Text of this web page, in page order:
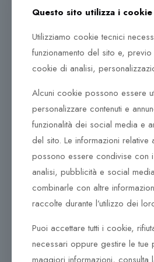
design e tecnologia.
Fin dall’inizio a Lancaster, in
Hamilton si è fidato per la
faire dei suoi orologiai e per
prodotti, in effetti l’industria
affidata quasi esclusivamente a
e l’inizio del XX secolo .
Quando, durante la prima
hanno richiesto un nuovo tipo
cronometrare i movimenti delle
adattati gli orologi da tasca per
passo di una lunga
americano. Questo rapporto è
seconda guerra mondiale,
interrotto tutta la produzione di
e il 1945, ha prodotto oltre un
inclusi 10.000 cronometri da
Questo sito utilizza i cookie
Utilizziamo cookie tecnici
funzionamento del sito e,
cookie di analisi,
Alcuni cookie possono essere
personalizzare contenuti e
funzionalità dei social media e
del sito. Le informazioni relative
possono essere condivise con
analisi, pubblicità e social
combinarle con altre
raccolte durante l’utilizzo dei
Puoi accettare tutti i cookie,
necessari oppure gestire le tue
maggiori informazioni, consulta